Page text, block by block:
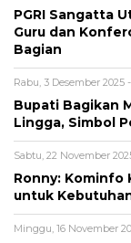
PGRI Sangatta
Guru dan
Bagian
Rabu, 3 Desember 2025
Bupati Bagikan
Lingga, Simbol
Sabtu, 22 November
Ronny: Kominfo
untuk
Minggu, 16 November